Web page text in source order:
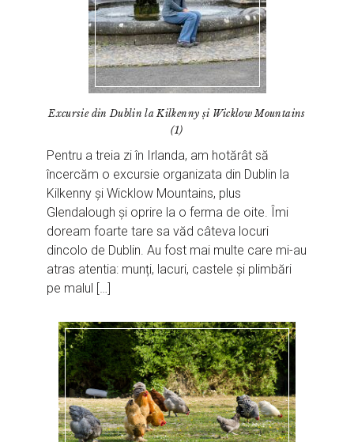
Excursie din Dublin la Kilkenny și Wicklow Mountains
(1)
Pentru a treia zi în Irlanda, am hotărât să
încercăm o excursie organizata din Dublin la
Kilkenny și Wicklow Mountains, plus
Glendalough și oprire la o ferma de oite. Îmi
doream foarte tare sa văd câteva locuri
dincolo de Dublin. Au fost mai multe care mi-au
atras atentia: munți, lacuri, castele și plimbări
pe malul […]